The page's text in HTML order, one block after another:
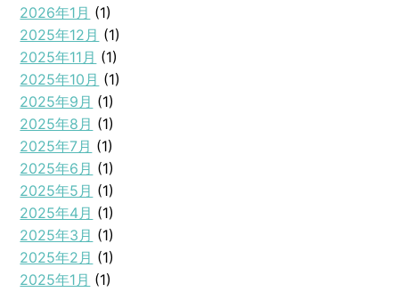
2026年1月 (1)
2025年12月 (1)
2025年11月 (1)
2025年10月 (1)
2025年9月 (1)
2025年8月 (1)
2025年7月 (1)
2025年6月 (1)
2025年5月 (1)
2025年4月 (1)
2025年3月 (1)
2025年2月 (1)
2025年1月 (1)